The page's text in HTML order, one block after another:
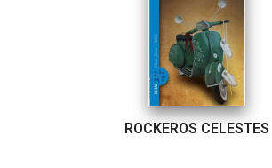
ROCKEROS CELESTES